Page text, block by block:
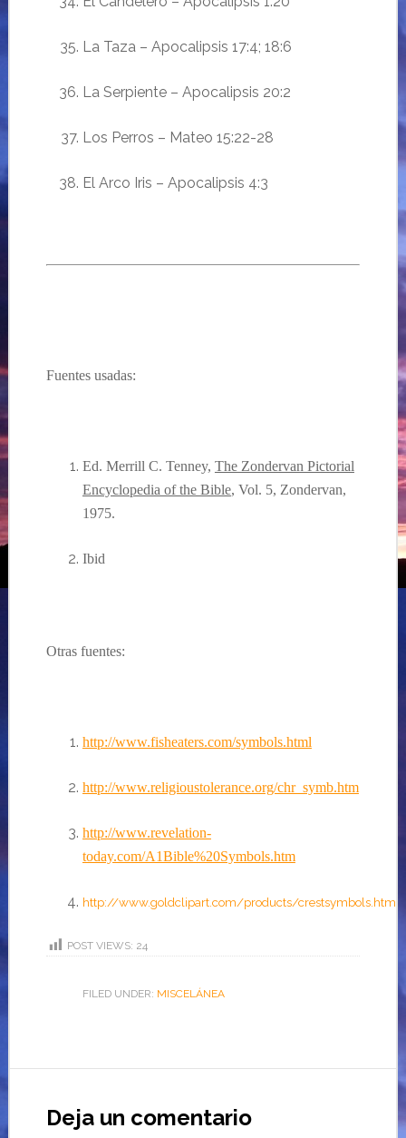
La Taza – Apocalipsis 17:4; 18:6
La Serpiente – Apocalipsis 20:2
Los Perros – Mateo 15:22-28
El Arco Iris – Apocalipsis 4:3
Fuentes usadas:
Ed. Merrill C. Tenney, The Zondervan Pictorial
Encyclopedia of the Bible, Vol. 5, Zondervan,
1975.
Ibid
Otras fuentes:
http://www.fisheaters.com/symbols.html
http://www.religioustolerance.org/chr_symb.htm
http://www.revelation-
today.com/A1Bible%20Symbols.htm
http://www.goldclipart.com/products/crestsymbols.htm
POST VIEWS: 24
FILED UNDER: MISCELÁNEA
Deja un comentario